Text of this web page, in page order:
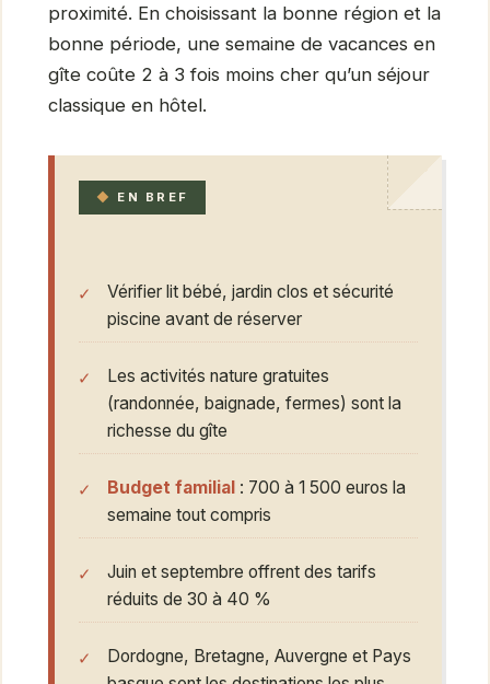
proximité. En choisissant la bonne région et la
bonne période, une semaine de vacances en
gîte coûte 2 à 3 fois moins cher qu’un séjour
classique en hôtel.
EN BREF
Vérifier lit bébé, jardin clos et sécurité
piscine avant de réserver
Les activités nature gratuites
(randonnée, baignade, fermes) sont la
richesse du gîte
Budget familial : 700 à 1 500 euros la
semaine tout compris
Juin et septembre offrent des tarifs
réduits de 30 à 40 %
Dordogne, Bretagne, Auvergne et Pays